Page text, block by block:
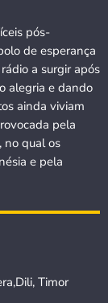
pós-
de esperança
a surgir após
alegria e dando
ainda viviam
pela
no qual os
e pela
Timor